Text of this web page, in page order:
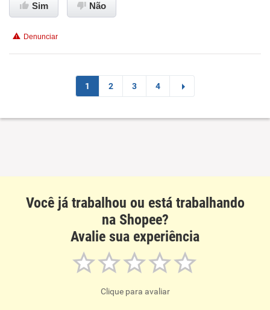
Sim Não
Denunciar
1 2 3 4
Você já trabalhou ou está trabalhando
na Shopee?
Avalie sua experiência
Clique para avaliar